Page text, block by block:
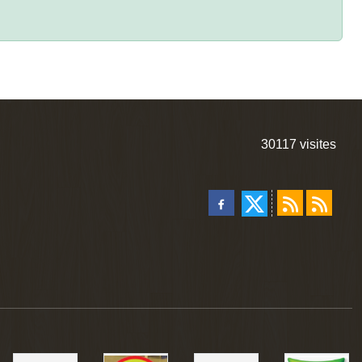
30117 visites